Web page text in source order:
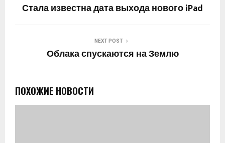
Стала известна дата выхода нового iPad
NEXT POST
Облака спускаются на Землю
ПОХОЖИЕ НОВОСТИ